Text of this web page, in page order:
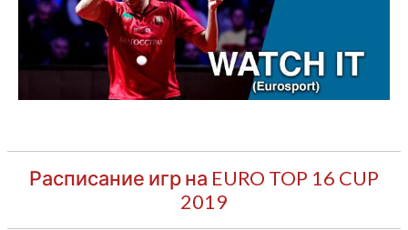
Расписание игр на EURO TOP 16 CUP
2019